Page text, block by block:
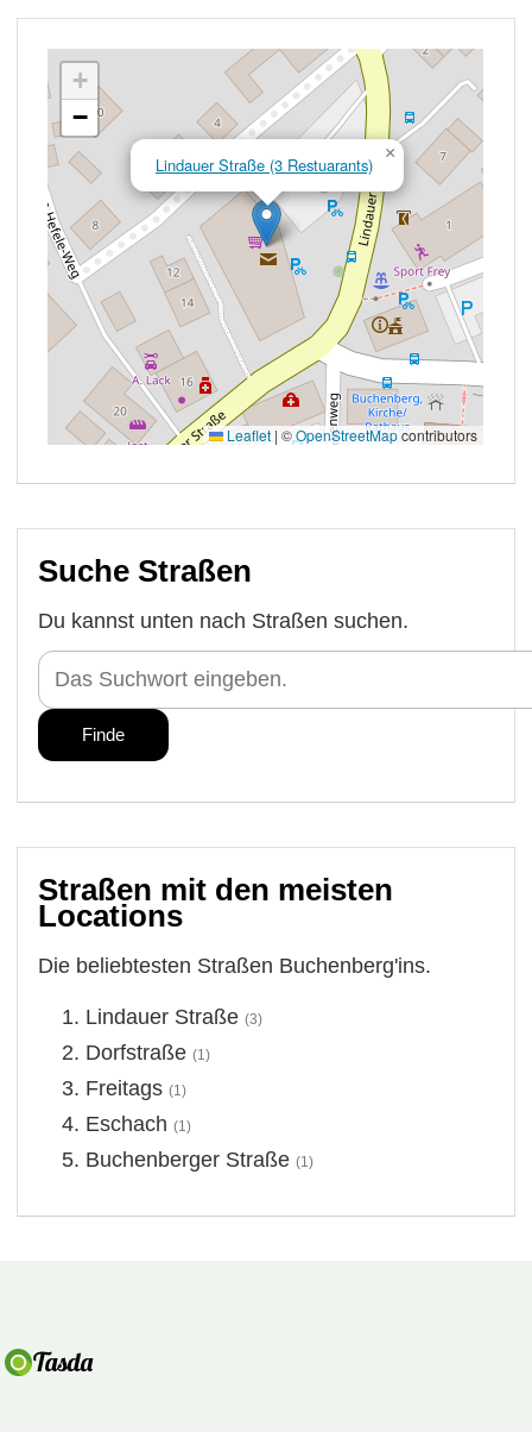
Suche Straßen
Du kannst unten nach Straßen suchen.
Straßen mit den meisten
Locations
Die beliebtesten Straßen Buchenberg'ins.
Lindauer Straße (3)
Dorfstraße (1)
Freitags (1)
Eschach (1)
Buchenberger Straße (1)